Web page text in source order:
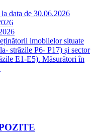
data de 30.06.2026
imobilelor situate
străzile P6- P17) și sector
E1-E5). Măsurători în